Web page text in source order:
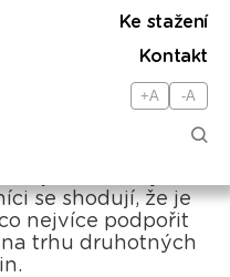
Ke stažení
Kontakt
+A -A
se shodují, že je
nejvíce podpořit
trhu druhotných